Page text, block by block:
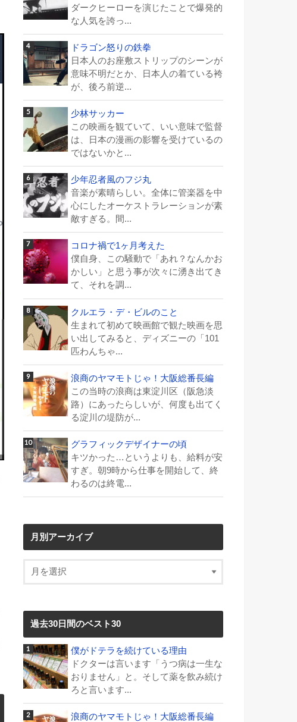
ダークヒーローを演じたことで爆発的
な人気を誇っ...
ドラゴン怒りの鉄拳
日本人のお座敷ストリップのシーンが
意味不明だとか、日本人の着ている袴
が、後ろ前逆...
少林サッカー
この映画を観ていて、いい意味で監督
は、日本の漫画の影響を受けているの
ではないかと...
少年忍者風のフジ丸
音楽が素晴らしい。全体に管楽器を中
心にしたオーケストラレーションが素
敵すぎる。間...
コロナ禍で1ヶ月考えた
僕自身、この騒動で「あれ？なんかお
かしい」と思う事が次々に湧き出てき
て、それを調...
クルエラ・デ・ビルのこと
生まれて初めて映画館で観た映画を思
い出してみると、ディズニーの「101
匹わんちゃ...
浪商のヤマモトじゃ！大阪総番長編
この当時の浪商は東淀川区（阪急淡
路）にあったらしいが、何度も出てく
る淀川の堤防が...
グラフィックデザイナーの頃
キツかった…というよりも、給料が安
すぎ。朝9時から仕事を開始して、終
わるのは終電...
月別アーカイブ
過去30日間のベスト30
僕がドテラを続けている理由
ドクターは言います「うつ病は一生な
おりません」と。そして薬を飲み続け
ろと言います...
浪商のヤマモトじゃ！大阪総番長編